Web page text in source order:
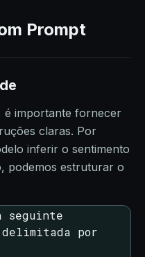
Prompt
é importante fornecer
claras. Por
inferir o sentimento
podemos estruturar o
seguinte
por